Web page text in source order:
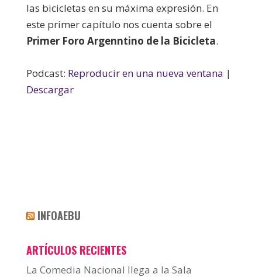
las bicicletas en su máxima expresión. En
este primer capítulo nos cuenta sobre el
Primer Foro Argenntino de la Bicicleta.
Podcast: Reproducir en una nueva ventana |
Descargar
INFOAEBU
ARTÍCULOS RECIENTES
La Comedia Nacional llega a la Sala